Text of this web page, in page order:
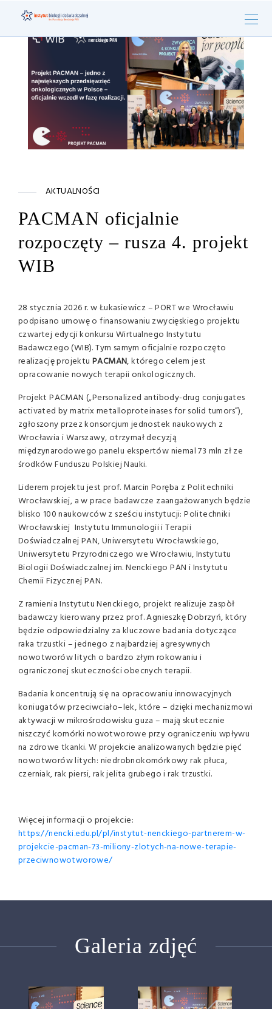
AKTUALNOŚCI
PACMAN oficjalnie
rozpoczęty – rusza 4. projekt
WIB
28 stycznia 2026 r. w Łukasiewicz – PORT we Wrocławiu
podpisano umowę o finansowaniu zwycięskiego projektu
czwartej edycji konkursu Wirtualnego Instytutu
Badawczego (WIB). Tym samym oficjalnie rozpoczęto
realizację projektu PACMAN, którego celem jest
opracowanie nowych terapii onkologicznych.
Projekt PACMAN („Personalized antibody-drug conjugates
activated by matrix metalloproteinases for solid tumors”),
zgłoszony przez konsorcjum jednostek naukowych z
Wrocławia i Warszawy, otrzymał decyzją
międzynarodowego panelu ekspertów niemal 73 mln zł ze
środków Funduszu Polskiej Nauki.
Liderem projektu jest prof. Marcin Poręba z Politechniki
Wrocławskiej, a w prace badawcze zaangażowanych będzie
blisko 100 naukowców z sześciu instytucji: Politechniki
Wrocławskiej Instytutu Immunologii i Terapii
Doświadczalnej PAN, Uniwersytetu Wrocławskiego,
Uniwersytetu Przyrodniczego we Wrocławiu, Instytutu
Biologii Doświadczalnej im. Nenckiego PAN i Instytutu
Chemii Fizycznej PAN.
Z ramienia Instytutu Nenckiego, projekt realizuje zaspòł
badawczy kierowany przez prof. Agnieszkę Dobrzyń, który
będzie odpowiedzialny za kluczowe badania dotyczące
raka trzustki – jednego z najbardziej agresywnych
nowotworów litych o bardzo złym rokowaniu i
ograniczonej skuteczności obecnych terapii.
Badania koncentrują się na opracowaniu innowacyjnych
koniugatów przeciwciało–lek, które – dzięki mechanizmowi
aktywacji w mikrośrodowisku guza – mają skutecznie
niszczyć komórki nowotworowe przy ograniczeniu wpływu
na zdrowe tkanki. W projekcie analizowanych będzie pięć
nowotworów litych: niedrobnokomórkowy rak płuca,
czerniak, rak piersi, rak jelita grubego i rak trzustki.
Więcej informacji o projekcie:
https://nencki.edu.pl/pl/instytut-nenckiego-partnerem-w-
projekcie-pacman-73-miliony-zlotych-na-nowe-terapie-
przeciwnowotworowe/
Galeria zdjęć